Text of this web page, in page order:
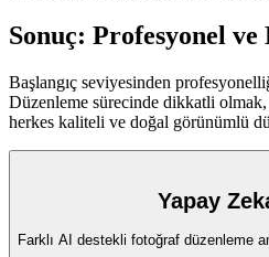
Sonuç: Profesyonel
Başlangıç seviyesinden
Düzenleme sürecinde dikkatli olmak,
herkes kaliteli ve doğal görünümlü
Yapay
Farklı AI destekli fotoğraf düzenleme